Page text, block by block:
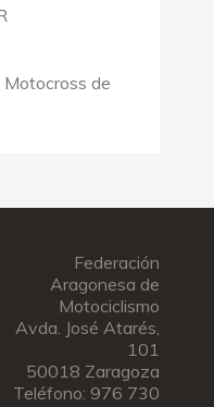
de
Federación
Aragonesa de
Motociclismo
Avda. José Atarés,
101
50018 Zaragoza
Teléfono: 976 730